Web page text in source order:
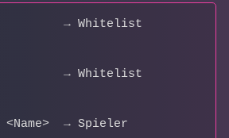
→ Whitelist
→ Whitelist
→ Spieler